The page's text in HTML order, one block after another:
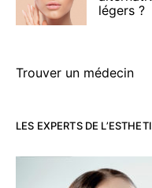
légers ?
Trouver un médecin
LES EXPERTS DE